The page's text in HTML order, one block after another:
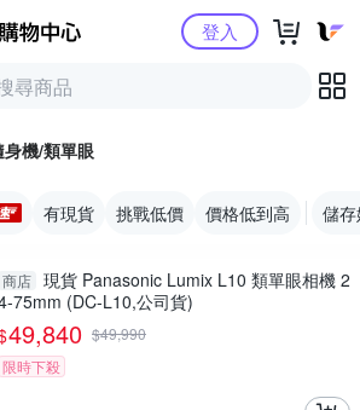
Yahoo購物中心登入
身機/類單眼
有現貨 挑戰低價 價格低到高 儲
商店 現貨 Panasonic Lumix L10 類單眼相機 2
75mm (DC-L10,公司貨)
49,840 $49,990
限時下殺